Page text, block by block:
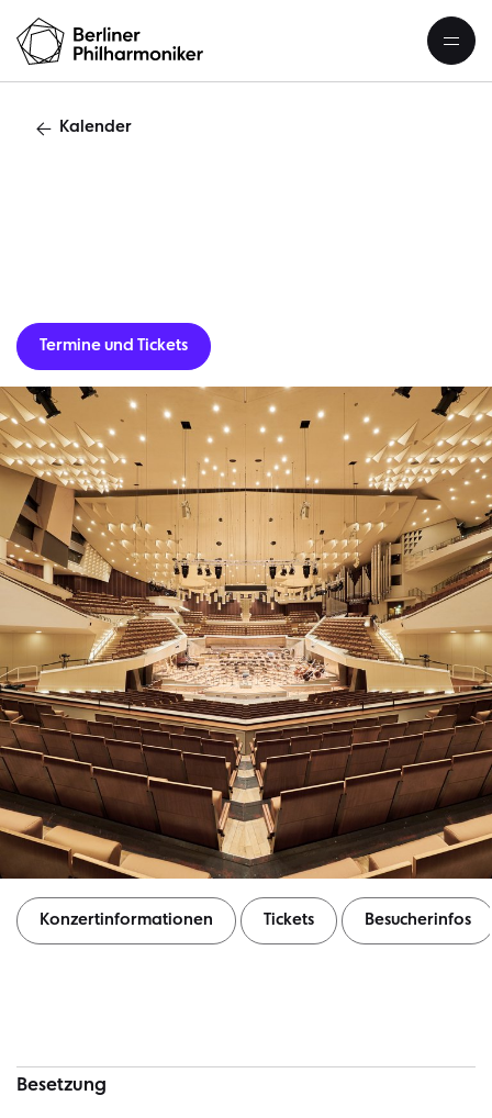
Kalender
Termine und Tickets
Konzertinformationen Tickets Besucherinfos
Besetzung